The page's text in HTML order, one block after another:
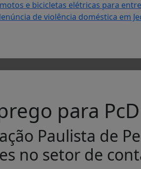
e bicicletas elétricas para
de violência doméstica em
para PcD
Paulista de
no setor de